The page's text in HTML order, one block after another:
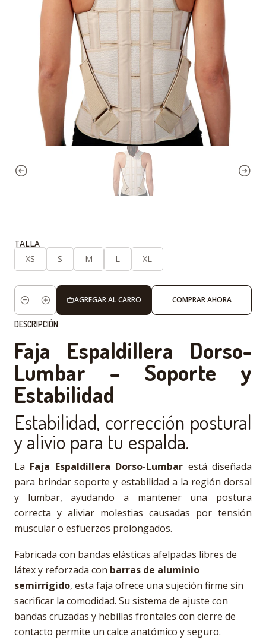
TALLA
XS
S M L XL
Cantidad
AGREGAR AL CARRO COMPRAR AHORA
DESCRIPCIÓN
Faja Espaldillera Dorso-
Lumbar – Soporte y
Estabilidad
Estabilidad, corrección postural
y alivio para tu espalda.
La Faja Espaldillera Dorso-Lumbar está diseñada
para brindar soporte y estabilidad a la región dorsal
y lumbar, ayudando a mantener una postura
correcta y aliviar molestias causadas por tensión
muscular o esfuerzos prolongados.
Fabricada con bandas elásticas afelpadas libres de
látex y reforzada con barras de aluminio
semirrígido, esta faja ofrece una sujeción firme sin
sacrificar la comodidad. Su sistema de ajuste con
bandas cruzadas y hebillas frontales con cierre de
contacto permite un calce anatómico y seguro.